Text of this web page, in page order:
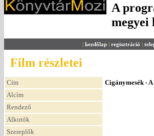
A
megyei
| kezdőlap | regisztráció |
Film részletei
Cím
Cigánymesék -
Alcím
Rendező
Alkotók
Szereplők